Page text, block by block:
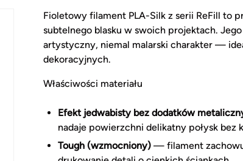
Fioletowy filament PLA-Silk z serii ReFill to
subtelnego blasku w swoich projektach.
artystyczny, niemal malarski charakter —
dekoracyjnych.
Właściwości materiału
Efekt jedwabisty bez dodatków
nadaje powierzchni delikatny połysk bez
Tough (wzmocniony) — filament